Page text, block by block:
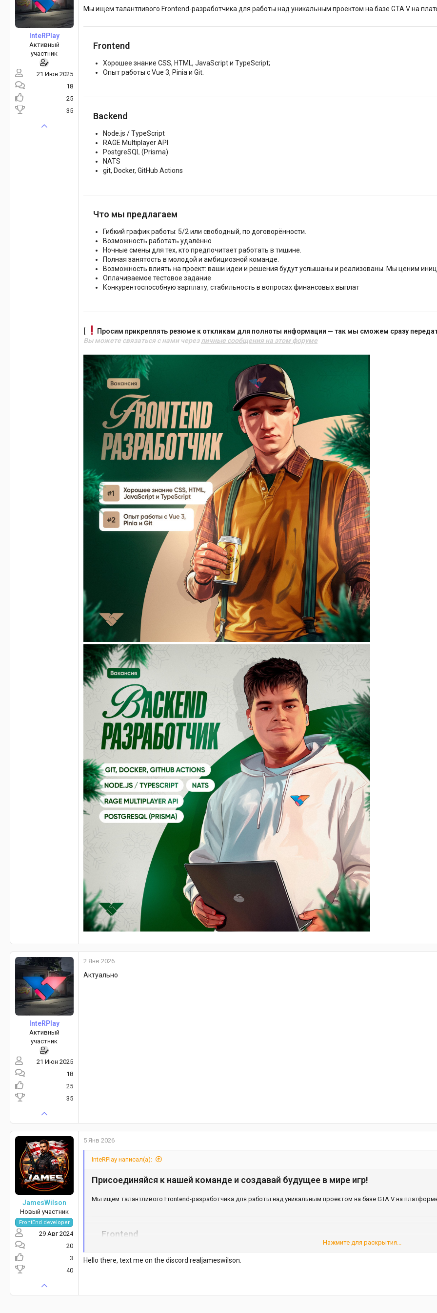
InteRPlay
Активный
участник
21 Июн 2025
18
25
35
Мы ищем талантливого Frontend-разработчика для работы над уникальным проектом на базе GTA V на
Frontend
Хорошее знание CSS, HTML, JavaScript и TypeScript;
Опыт работы с Vue 3, Pinia и Git.
Backend
Node.js / TypeScript
RAGE Multiplayer API
PostgreSQL (Prisma)
NATS
git, Docker, GitHub Actions
Что мы предлагаем
Гибкий график работы: 5/2 или свободный, по договорённости.
Возможность работать удалённо
Ночные смены для тех, кто предпочитает работать в тишине.
Полная занятость в молодой и амбициозной команде.
Возможность влиять на проект: ваши идеи и решения будут услышаны и реализованы. Мы ценим
Оплачиваемое тестовое задание
Конкурентоспособную зарплату, стабильность в вопросах финансовых выплат
Просим прикреплять резюме к откликам для полноты информации — так мы сможем сразу
Вы можете связаться с нами черезличные сообщения на этом форуме
InteRPlay
Активный
участник
21 Июн 2025
18
25
35
2 Янв 2026
Актуально
JamesWilson
Новый участник
FrontEnd developer
29 Авг 2024
20
3
40
5 Янв 2026
InteRPlay написал(а):
Присоединяйся к нашей команде и создавай будущее в мире игр!
Мы ищем талантливого Frontend-разработчика для работы над уникальным проектом на базе GTA V на
Frontend
Хорошее знание CSS, HTML, JavaScript и TypeScript;
Опыт работы с Vue 3, Pinia и Git.
Нажмите для раскрытия...
Hello there, text me on the discord realjameswilson.